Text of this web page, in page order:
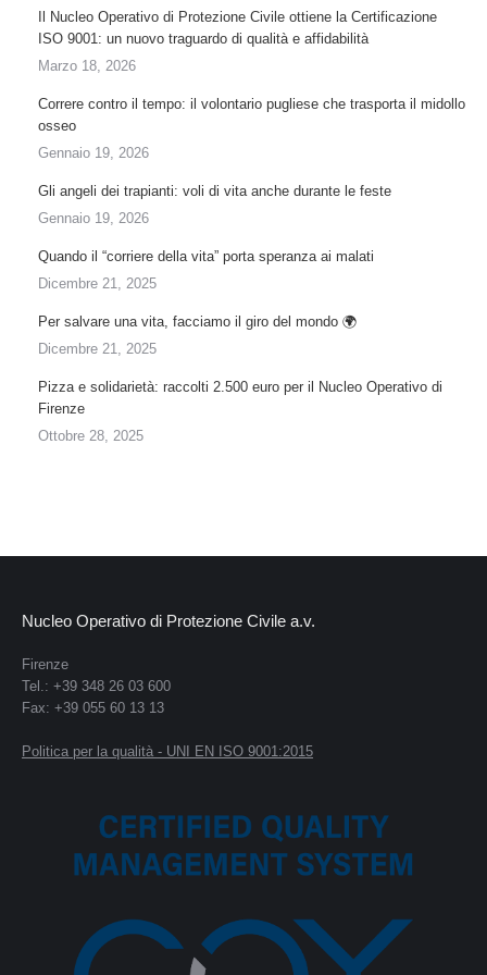
Il Nucleo Operativo di Protezione Civile ottiene la Certificazione
ISO 9001: un nuovo traguardo di qualità e affidabilità
Marzo 18, 2026
Correre contro il tempo: il volontario pugliese che trasporta il midollo
osseo
Gennaio 19, 2026
Gli angeli dei trapianti: voli di vita anche durante le feste
Gennaio 19, 2026
Quando il “corriere della vita” porta speranza ai malati
Dicembre 21, 2025
Per salvare una vita, facciamo il giro del mondo 🌍
Dicembre 21, 2025
Pizza e solidarietà: raccolti 2.500 euro per il Nucleo Operativo di
Firenze
Ottobre 28, 2025
Nucleo Operativo di Protezione Civile a.v.
Firenze
Tel.: +39 348 26 03 600
Fax: +39 055 60 13 13
Politica per la qualità - UNI EN ISO 9001:2015